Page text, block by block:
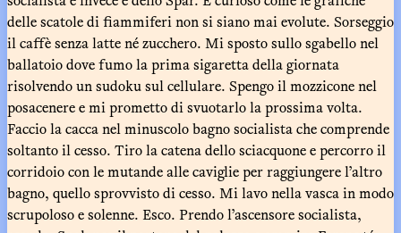
delle scatole di fiammiferi non si siano mai evolute. Sorseggio
il caffè senza latte né zucchero. Mi sposto sullo sgabello nel
ballatoio dove fumo la prima sigaretta della giornata
risolvendo un sudoku sul cellulare. Spengo il mozzicone nel
posacenere e mi prometto di svuotarlo la prossima volta.
Faccio la cacca nel minuscolo bagno socialista che comprende
soltanto il cesso. Tiro la catena dello sciacquone e percorro il
corridoio con le mutande alle caviglie per raggiungere l’altro
bagno, quello sprovvisto di cesso. Mi lavo nella vasca in modo
scrupoloso e solenne. Esco. Prendo l’ascensore socialista,